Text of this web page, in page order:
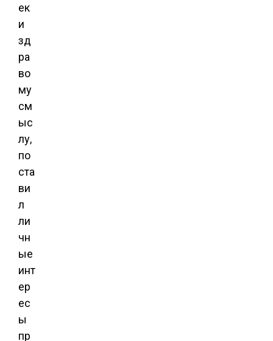
ек
и
зд
ра
во
му
см
ыс
лу,
по
ста
ви
л
ли
чн
ые
инт
ер
ес
ы
пр